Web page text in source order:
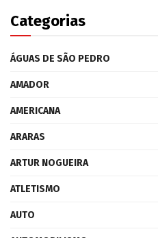
Categorias
ÁGUAS DE SÃO PEDRO
AMADOR
AMERICANA
ARARAS
ARTUR NOGUEIRA
ATLETISMO
AUTO